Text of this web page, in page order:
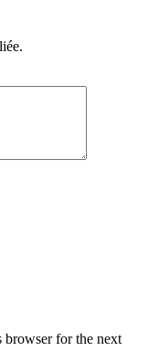
browser for the next